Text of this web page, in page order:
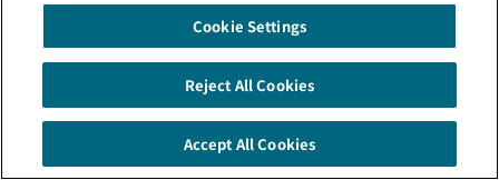
三井住友信託銀行は、皆さまのライフイベント
を
相談できる店舗を
Cookie Settings
Reject All Cookies
Accept All Cookies